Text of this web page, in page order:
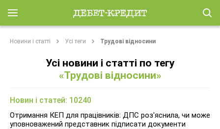
Новини і статті Усі теги Трудові відносини
Усі новини і статті по тегу
«Трудові відносини»
Новин і статей: 10240
Отримання КЕП для працівників: ДПС роз'яснила, чи може
уповноважений представник підписати документи